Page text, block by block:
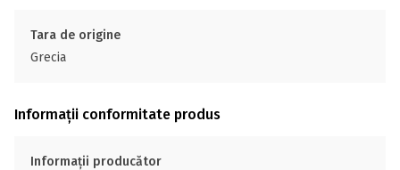
Tara de origine
Grecia
Informații conformitate produs
Informații producător